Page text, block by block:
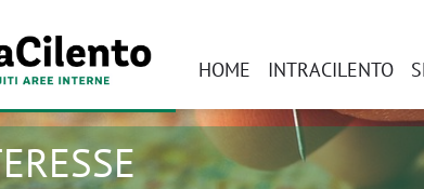
HOME INTRACILENTO